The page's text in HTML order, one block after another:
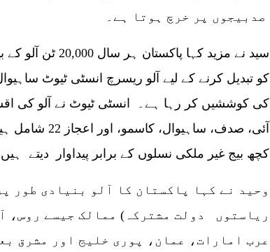
کو تبدیل کرنے کے لیے آلو ریسرچ انسٹی ٹیوٹ
کی کوششیں کر رہا ہے۔ انسٹی ٹیوٹ نے آلو کی
آئی، صدف،
کچھ بیج غیر ملکی نسلوں کے برابر پیداوار دیتے
وحید نے کہا پاکستان کا آلو بنیادی طور
ریاستوں دولت مشترکہ) ممالک جیسے روس،
عرب امارات، عمان، پوری خلیج اور مشرق